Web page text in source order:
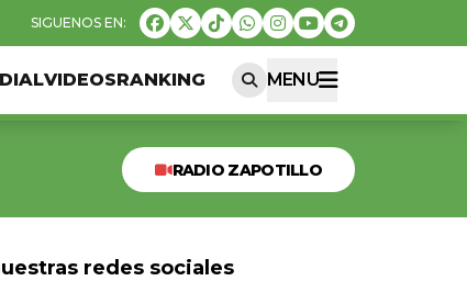
VIDEOSRANKING MENU
RADIO ZAPOTILLO
redes sociales